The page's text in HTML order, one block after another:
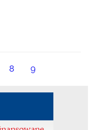
8 9